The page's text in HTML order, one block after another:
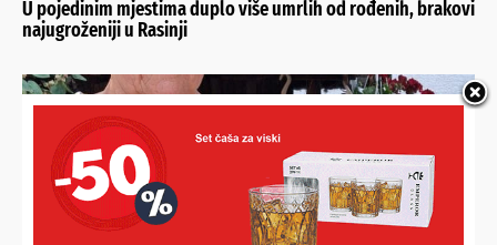
U pojedinim mjestima duplo više umrlih od rođenih, brakovi
najugroženiji u Rasinji